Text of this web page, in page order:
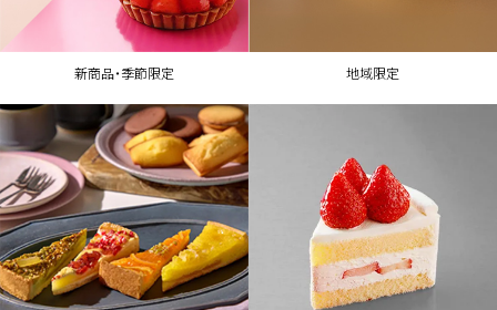
新商品・季節限定 地域限定